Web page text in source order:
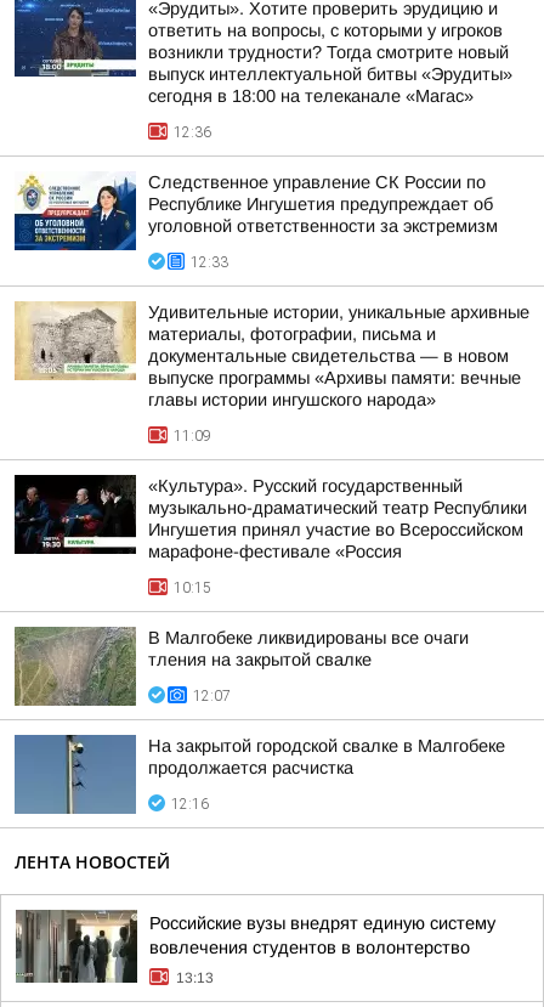
«Эрудиты». Хотите проверить эрудицию и
ответить на вопросы, с которыми у игроков
возникли трудности? Тогда смотрите новый
выпуск интеллектуальной битвы «Эрудиты»
сегодня в 18:00 на телеканале «Магас»
12:36
Следственное управление СК России по
Республике Ингушетия предупреждает об
уголовной ответственности за экстремизм
12:33
Удивительные истории, уникальные архивные
материалы, фотографии, письма и
документальные свидетельства — в новом
выпуске программы «Архивы памяти: вечные
главы истории ингушского народа»
11:09
«Культура». Русский государственный
музыкально-драматический театр Республики
Ингушетия принял участие во Всероссийском
марафоне-фестивале «Россия
10:15
В Малгобеке ликвидированы все очаги
тления на закрытой свалке
12:07
На закрытой городской свалке в Малгобеке
продолжается расчистка
12:16
ЛЕНТА НОВОСТЕЙ
Российские вузы внедрят единую систему
вовлечения студентов в волонтерство
13:13